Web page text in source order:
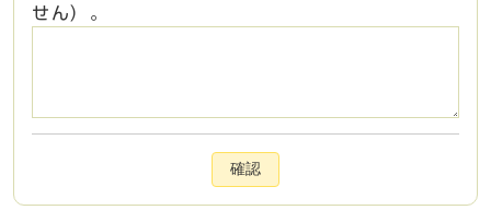
せん）。
確認